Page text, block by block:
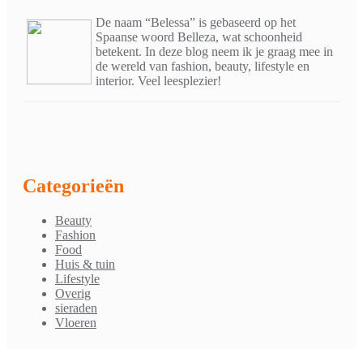
De naam “Belessa” is gebaseerd op het
Spaanse woord Belleza, wat schoonheid
betekent. In deze blog neem ik je graag mee in
de wereld van fashion, beauty, lifestyle en
interior. Veel leesplezier!
Categorieën
Beauty
Fashion
Food
Huis & tuin
Lifestyle
Overig
sieraden
Vloeren